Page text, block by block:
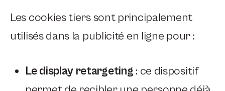
Les cookies tiers sont principalement
utilisés dans la publicité en ligne pour :
Le display retargeting : ce dispositif